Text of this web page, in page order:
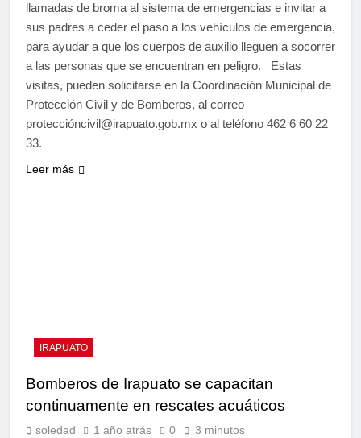
llamadas de broma al sistema de emergencias e invitar a
sus padres a ceder el paso a los vehículos de emergencia,
para ayudar a que los cuerpos de auxilio lleguen a socorrer
a las personas que se encuentran en peligro. Estas
visitas, pueden solicitarse en la Coordinación Municipal de
Protección Civil y de Bomberos, al correo
proteccióncivil@irapuato.gob.mx o al teléfono 462 6 60 22
33.
Leer más
IRAPUATO
Bomberos de Irapuato se capacitan
continuamente en rescates acuáticos
soledad 1 año atrás 0 3 minutos